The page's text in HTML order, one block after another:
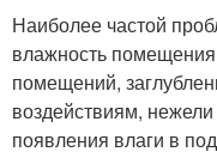
Наиболее частой
влажность
помещений,
воздействиям,
появления влаги в